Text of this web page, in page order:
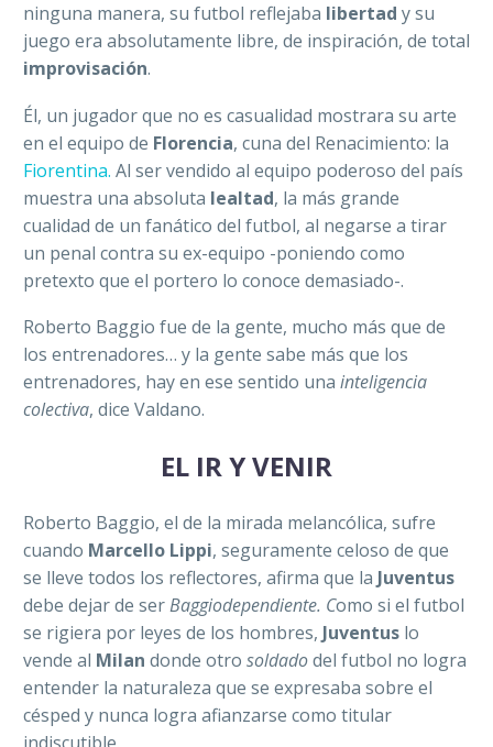
ninguna manera, su futbol reflejaba libertad y su
juego era absolutamente libre, de inspiración, de total
improvisación.
Él, un jugador que no es casualidad mostrara su arte
en el equipo de Florencia, cuna del Renacimiento: la
Fiorentina. Al ser vendido al equipo poderoso del país
muestra una absoluta lealtad, la más grande
cualidad de un fanático del futbol, al negarse a tirar
un penal contra su ex-equipo -poniendo como
pretexto que el portero lo conoce demasiado-.
Roberto Baggio fue de la gente, mucho más que de
los entrenadores… y la gente sabe más que los
entrenadores, hay en ese sentido una inteligencia
colectiva, dice Valdano.
EL IR Y VENIR
Roberto Baggio, el de la mirada melancólica, sufre
cuando Marcello Lippi, seguramente celoso de que
se lleve todos los reflectores, afirma que la Juventus
debe dejar de serBaggiodependiente. Como si el futbol
se rigiera por leyes de los hombres, Juventus lo
vende al Milan donde otro soldadodel futbol no logra
entender la naturaleza que se expresaba sobre el
césped y nunca logra afianzarse como titular